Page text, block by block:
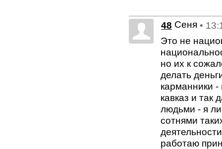
48 Сеня •
Это не
но их к
делать
карманники -
кавказ и так
людьми - я
сотнями
работаю